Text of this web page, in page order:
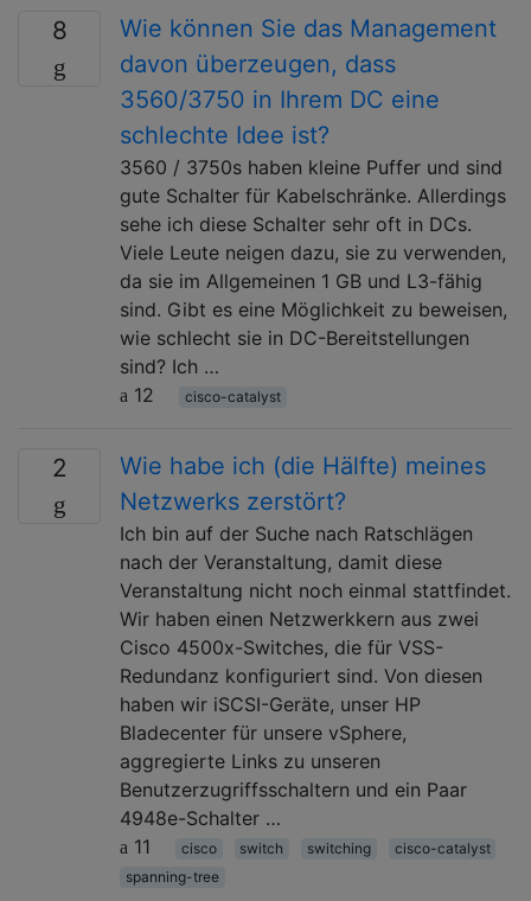
8
Wie können Sie das Management
davon überzeugen, dass
3560/3750 in Ihrem DC eine
schlechte Idee ist?
3560 / 3750s haben kleine Puffer und sind
gute Schalter für Kabelschränke. Allerdings
sehe ich diese Schalter sehr oft in DCs.
Viele Leute neigen dazu, sie zu verwenden,
da sie im Allgemeinen 1 GB und L3-fähig
sind. Gibt es eine Möglichkeit zu beweisen,
wie schlecht sie in DC-Bereitstellungen
sind? Ich …
12
cisco-catalyst
2
Wie habe ich (die Hälfte) meines
Netzwerks zerstört?
Ich bin auf der Suche nach Ratschlägen
nach der Veranstaltung, damit diese
Veranstaltung nicht noch einmal stattfindet.
Wir haben einen Netzwerkkern aus zwei
Cisco 4500x-Switches, die für VSS-
Redundanz konfiguriert sind. Von diesen
haben wir iSCSI-Geräte, unser HP
Bladecenter für unsere vSphere,
aggregierte Links zu unseren
Benutzerzugriffsschaltern und ein Paar
4948e-Schalter …
11
cisco switch switching
cisco-catalyst
spanning-tree